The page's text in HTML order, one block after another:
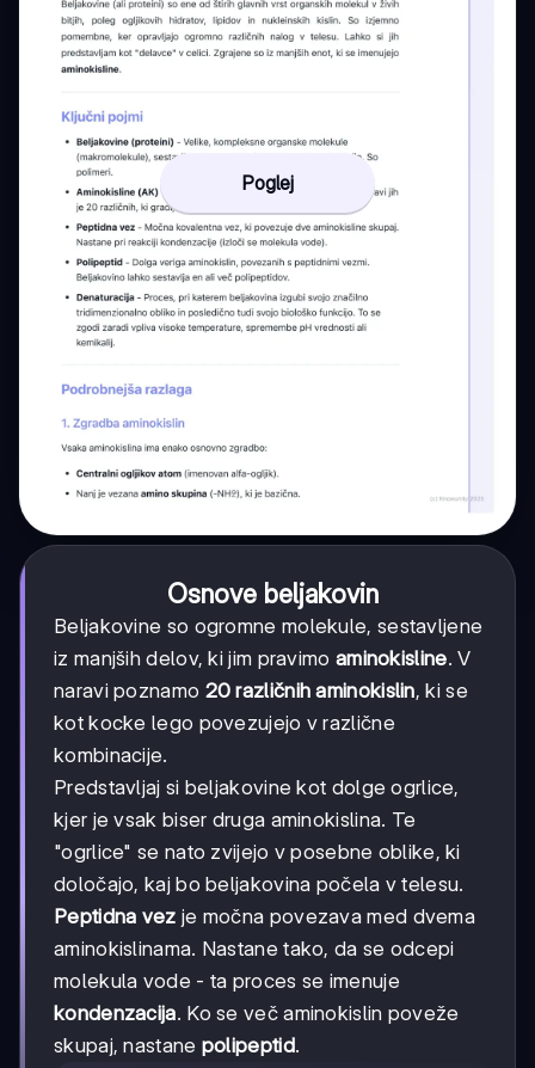
Poglej
Osnove beljakovin
Beljakovine so ogromne molekule, sestavljene
iz manjših delov, ki jim pravimo aminokisline. V
naravi poznamo 20 različnih aminokislin, ki se
kot kocke lego povezujejo v različne
kombinacije.
Predstavljaj si beljakovine kot dolge ogrlice,
kjer je vsak biser druga aminokislina. Te
"ogrlice" se nato zvijejo v posebne oblike, ki
določajo, kaj bo beljakovina počela v telesu.
Peptidna vez je močna povezava med dvema
aminokislinama. Nastane tako, da se odcepi
molekula vode - ta proces se imenuje
kondenzacija. Ko se več aminokislin poveže
skupaj, nastane polipeptid.